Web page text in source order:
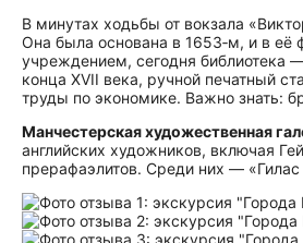
В минутах ходьбы от вокзала
Она была основана в 1653‑м, и в её
учреждением, сегодня библиотека
конца XVII века, ручной печатный
труды по экономике. Важно знать:
Манчестерская художественная
английских художников, включая
прерафаэлитов. Среди них —